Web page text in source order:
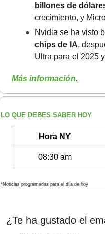
billones de
crecimiento, y
Nvidia se ha visto
chips de IA,
Ultra para el 2025
Más información.
LO QUE DEBES SABER HOY
Hora NY
08:30 am
*Noticias programadas para el día de hoy
¿Te ha gustado el